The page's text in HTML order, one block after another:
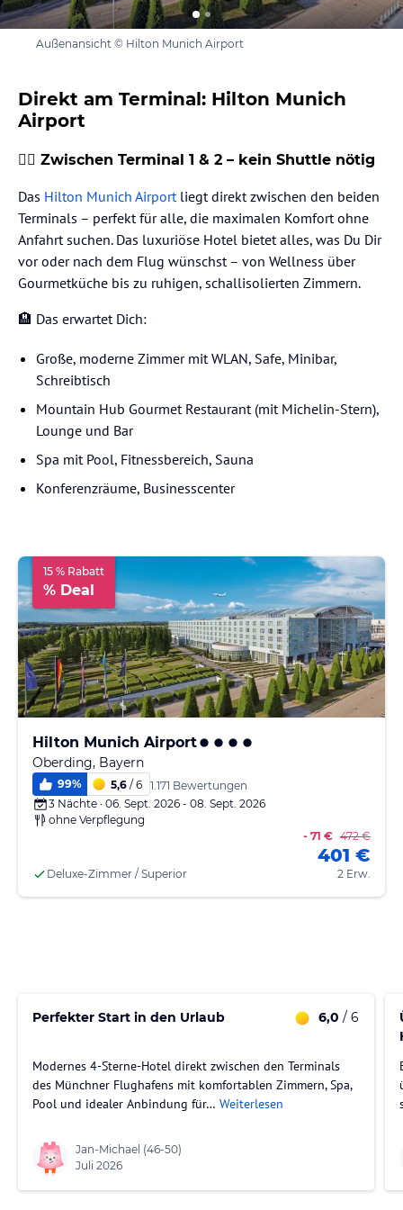
Außenansicht © Hilton Munich Airport
Direkt am Terminal: Hilton Munich
Airport
🚶‍♂️ Zwischen Terminal 1 & 2 – kein Shuttle nötig
Das Hilton Munich Airportliegt direkt zwischen den beiden
Terminals – perfekt für alle, die maximalen Komfort ohne
Anfahrt suchen. Das luxuriöse Hotel bietet alles, was Du Dir
vor oder nach dem Flug wünschst – von Wellness über
Gourmetküche bis zu ruhigen, schallisolierten Zimmern.
🏨 Das erwartet Dich:
Große, moderne Zimmer mit WLAN, Safe, Minibar,
Schreibtisch
Mountain Hub Gourmet Restaurant (mit Michelin-Stern),
Lounge und Bar
Spa mit Pool, Fitnessbereich, Sauna
Konferenzräume, Businesscenter
15 % Rabatt
% Deal
Hilton Munich Airport
Oberding, Bayern
99% 5,6 / 6 1.171 Bewertungen
3 Nächte · 06. Sept. 2026 - 08. Sept. 2026
ohne Verpflegung
Deluxe-Zimmer / Superior
- 71 € 472 €
401 €
2 Erw.
Perfekter Start in den Urlaub 6,0 / 6
Modernes 4-Sterne-Hotel direkt zwischen den Terminals
des Münchner Flughafens mit komfortablen Zimmern, Spa,
Pool und idealer Anbindung für… Weiterlesen
Jan-Michael (46-50)
Juli 2026